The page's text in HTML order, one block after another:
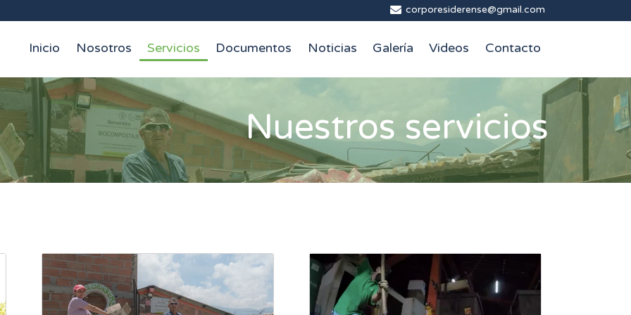
corporesiderense@gmail.com
/ La Estrella
de La Estrella
Inicio Nosotros Servicios Documentos Noticias Galería Videos Contacto
Nuestros servicios